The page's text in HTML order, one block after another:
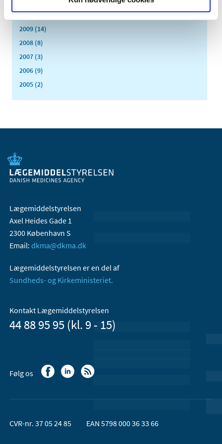
2010 (7)
2009 (14)
2008 (8)
2007 (3)
2006 (9)
2005 (2)
Lægemiddelstyrelsen
Axel Heides Gade 1
2300 København S
Email: dkma@dkma.dk
Lægemiddelstyrelsen er en del af
Sundheds- og Kirkeministeriet.
Kontakt Lægemiddelstyrelsen
44 88 95 95 (kl. 9 - 15)
Følg os
CVR-nr. 37 05 24 85 EAN 5798 000 36 33 66